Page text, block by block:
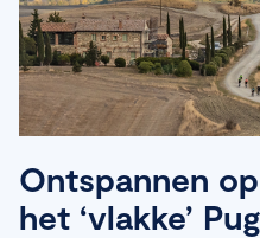
Ontspannen
het ‘vlakke’